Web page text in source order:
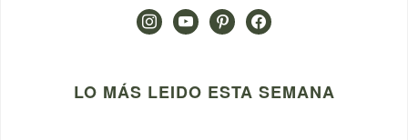
instagramyoutubepinterestfacebook
LO MÁS LEIDO ESTA SEMANA